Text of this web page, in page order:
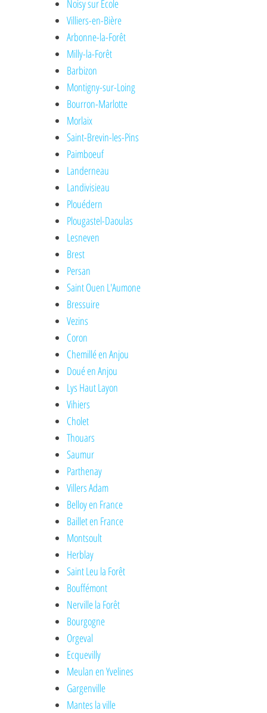
Noisy sur Ecole
Villiers-en-Bière
Arbonne-la-Forêt
Milly-la-Forêt
Barbizon
Montigny-sur-Loing
Bourron-Marlotte
Morlaix
Saint-Brevin-les-Pins
Paimboeuf
Landerneau
Landivisieau
Plouédern
Plougastel-Daoulas
Lesneven
Brest
Persan
Saint Ouen L'Aumone
Bressuire
Vezins
Coron
Chemillé en Anjou
Doué en Anjou
Lys Haut Layon
Vihiers
Cholet
Thouars
Saumur
Parthenay
Villers Adam
Belloy en France
Baillet en France
Montsoult
Herblay
Saint Leu la Forêt
Bouffémont
Nerville la Forêt
Bourgogne
Orgeval
Ecquevilly
Meulan en Yvelines
Gargenville
Mantes la ville